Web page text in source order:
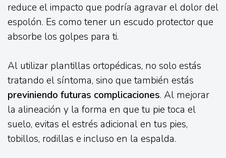
reduce el impacto que podría agravar el dolor del
espolón. Es como tener un escudo protector que
absorbe los golpes para ti.
Al utilizar plantillas ortopédicas, no solo estás
tratando el síntoma, sino que también estás
previniendo futuras complicaciones. Al mejorar
la alineación y la forma en que tu pie toca el
suelo, evitas el estrés adicional en tus pies,
tobillos, rodillas e incluso en la espalda.